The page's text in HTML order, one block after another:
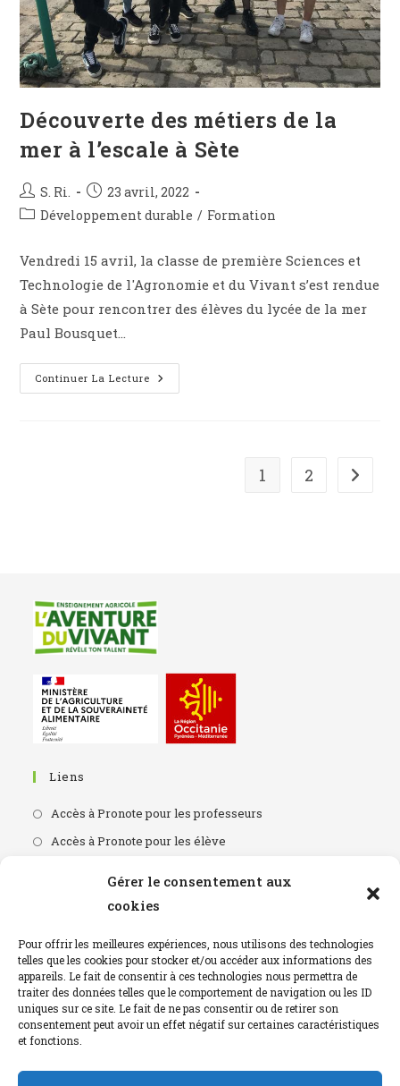
Gérer le consentement aux
cookies
Pour offrir les meilleures expériences, nous utilisons des technologies
telles que les cookies pour stocker et/ou accéder aux informations des
appareils. Le fait de consentir à ces technologies nous permettra de
traiter des données telles que le comportement de navigation ou les ID
uniques sur ce site. Le fait de ne pas consentir ou de retirer son
consentement peut avoir un effet négatif sur certaines caractéristiques
et fonctions.
Découverte des métiers de la
mer à l’escale à Sète
S. Ri.
23 avril, 2022
Développement durable / Formation
Vendredi 15 avril, la classe de première Sciences et
Technologie de l'Agronomie et du Vivant s’est rendue
à Sète pour rencontrer des élèves du lycée de la mer
Paul Bousquet…
Continuer La Lecture
1 2
Liens
Accès à Pronote pour les professeurs
Accès à Pronote pour les élève
Horaires Du Lycée
8:00 - 12h00
13h30 - 17h30